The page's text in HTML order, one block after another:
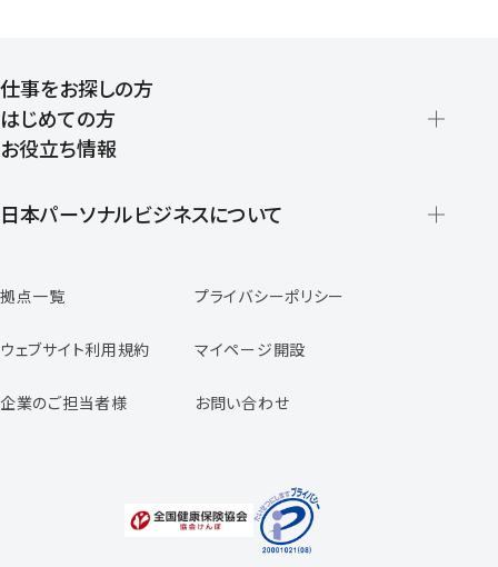
仕事をお探しの方
はじめての方
登録から就業開始までの流れ
お役立ち情報
日本パーソナルビジネスについて
スタッフの声
専任コンサルタントの声
福利厚生のご案内
拠点一覧 プライバシーポリシー
ウェブサイト利用規約 マイページ開設
企業のご担当者様 お問い合わせ